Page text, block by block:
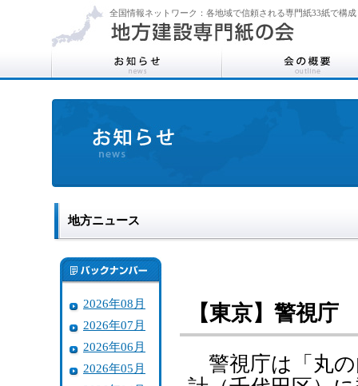
全国情報ネットワーク：各地域で信頼される専門紙33紙で構成
地方ニュース
2026年08月
2026年07月
2026年06月
2026年05月
【東京】警視
警視庁は「丸の